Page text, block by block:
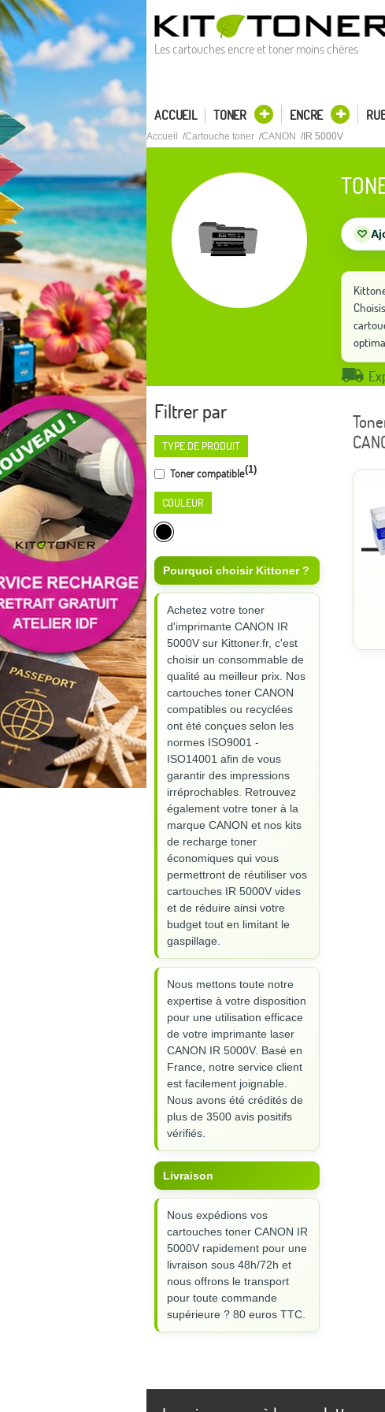
Les cartouches encre et toner moins chères
ACCUEIL TONER ENCRE
Accueil Cartouche toner CANON IR 5000V
♡
Filtrer par
TYPE DE PRODUIT
Toner compatible(1)
COULEUR
Pourquoi choisir Kittoner ?
Achetez votre toner
d'imprimante CANON IR
5000V sur Kittoner.fr, c'est
choisir un consommable de
qualité au meilleur prix. Nos
cartouches toner CANON
compatibles ou recyclées
ont été conçues selon les
normes ISO9001 -
ISO14001 afin de vous
garantir des impressions
irréprochables. Retrouvez
également votre toner à la
marque CANON et nos kits
de recharge toner
économiques qui vous
permettront de réutiliser vos
cartouches IR 5000V vides
et de réduire ainsi votre
budget tout en limitant le
gaspillage.
Nous mettons toute notre
expertise à votre disposition
pour une utilisation efficace
de votre imprimante laser
CANON IR 5000V. Basé en
France, notre service client
est facilement joignable.
Nous avons été crédités de
plus de 3500 avis positifs
vérifiés.
Livraison
Nous expédions vos
cartouches toner CANON IR
5000V rapidement pour une
livraison sous 48h/72h et
nous offrons le transport
pour toute commande
supérieure ? 80 euros TTC.